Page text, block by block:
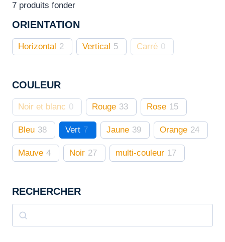
être
choisies
page
du
produit
7 produits fonder
ORIENTATION
Horizontal 2 Vertical 5 Carré 0
COULEUR
Noir et blanc 0 Rouge 33 Rose 15
Bleu 38 Vert 7 Jaune 39 Orange 24
Mauve 4 Noir 27 multi-couleur 17
RECHERCHER
Rechercher